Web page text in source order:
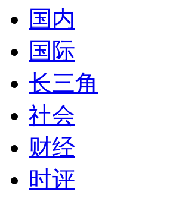
国内
国际
长三角
社会
财经
时评